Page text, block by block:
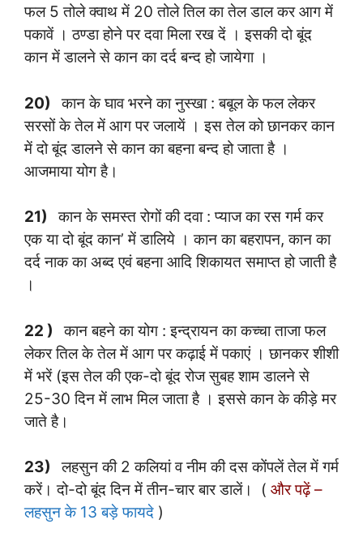
फल 5 तोले क्वाथ में 20 तोले तिल का तेल डाल कर आग में
पकावें । ठण्डा होने पर दवा मिला रख दें । इसकी दो बूंद
कान में डालने से कान का दर्द बन्द हो जायेगा ।
20)
कान के घाव भरने का नुस्खा : बबूल के फल लेकर
सरसों के तेल में आग पर जलायें । इस तेल को छानकर कान
में दो बूंद डालने से कान का बहना बन्द हो जाता है ।
आजमाया योग है।
21)
कान के समस्त रोगों की दवा : प्याज का रस गर्म कर
एक या दो बूंद कान’ में डालिये । कान का बहरापन, कान का
दर्द नाक का अब्द एवं बहना आदि शिकायत समाप्त हो जाती है
।
22 )
कान बहने का योग : इन्द्रायन का कच्चा ताजा फल
लेकर तिल के तेल में आग पर कढ़ाई में पकाएं । छानकर शीशी
में भरें (इस तेल की एक-दो बूंद रोज सुबह शाम डालने से
25-30 दिन में लाभ मिल जाता है । इससे कान के कीड़े मर
जाते है।
23)
लहसुन की 2 कलियां व नीम की दस कोंपलें तेल में गर्म
करें। दो-दो बूंद दिन में तीन-चार बार डालें। ( और पढ़ें –
लहसुन के 13 बड़े फायदे )